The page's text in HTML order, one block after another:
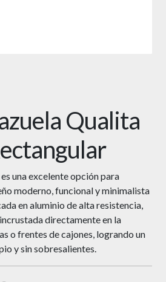
Qualita
una excelente opción para
moderno, funcional y minimalista
en aluminio de alta resistencia,
directamente en la
o frentes de cajones, logrando un
y sin sobresalientes.